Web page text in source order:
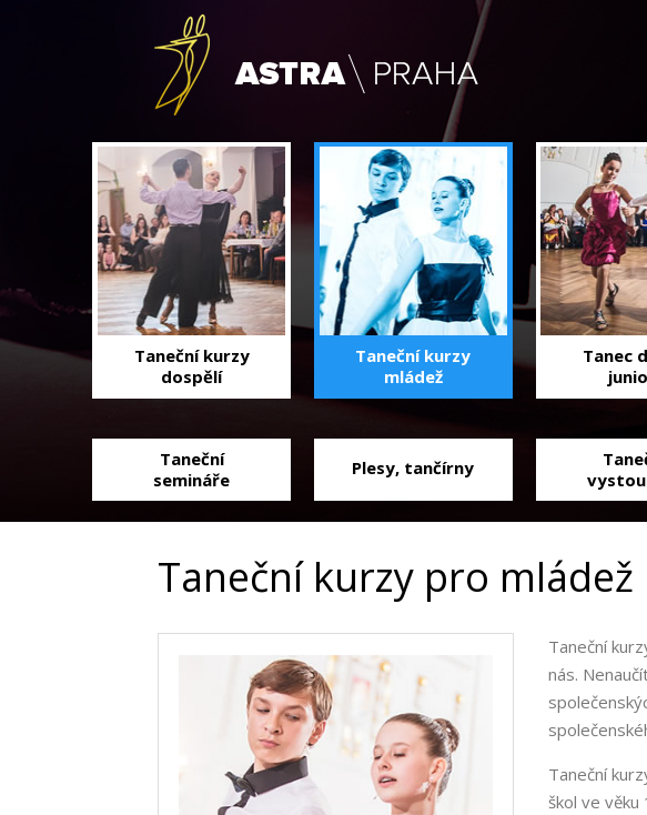
Taneční kurzy
dospělí
Taneční kurzy
mládež
Tanec
Taneční
semináře
Plesy, tančírny
Taneční kurzy pro mládež
Taneční
nás.
Taneční
škol ve